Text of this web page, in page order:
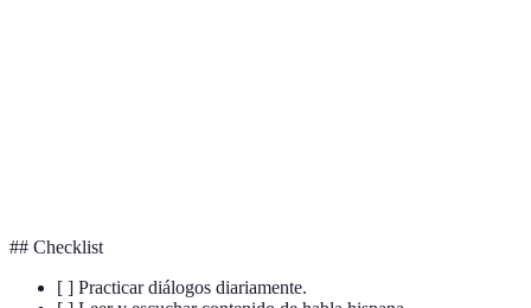
## Checklist
[ ] Practicar diálogos diariamente.